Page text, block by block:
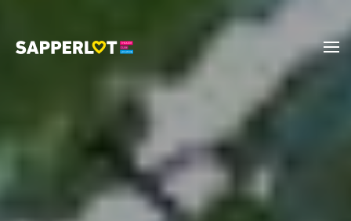
Zum Hauptinhalt springen